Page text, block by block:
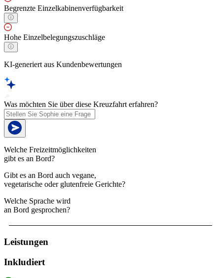
Begrenzte Einzelkabinenverfügbarkeit
Hohe Einzelbelegungszuschläge
KI-generiert aus Kundenbewertungen
Was möchten Sie über diese Kreuzfahrt erfahren?
Welche Freizeitmöglichkeiten
gibt es an Bord?
Gibt es an Bord auch vegane,
vegetarische oder glutenfreie Gerichte?
Welche Sprache wird
an Bord gesprochen?
Leistungen
Inkludiert